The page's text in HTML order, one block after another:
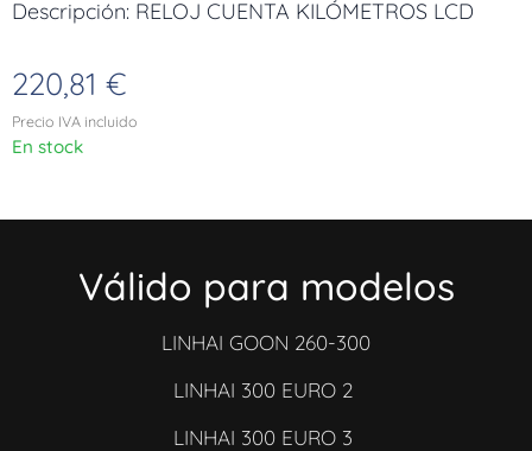
Descripción: RELOJ CUENTA KILÓMETROS LCD
220,81 €
Precio IVA incluido
En stock
Válido para modelos
LINHAI GOON 260-300
LINHAI 300 EURO 2
LINHAI 300 EURO 3